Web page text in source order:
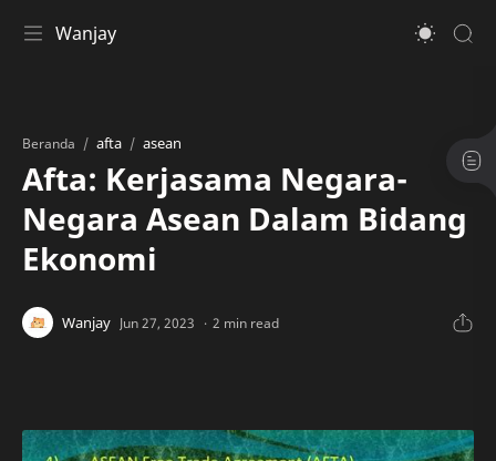
Wanjay
Beranda afta asean
Afta: Kerjasama Negara-
Negara Asean Dalam Bidang
Ekonomi
2 min read